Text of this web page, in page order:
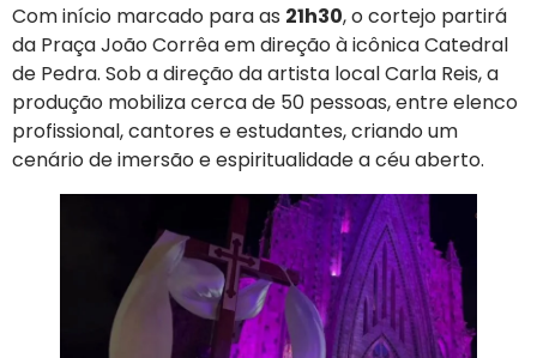
Com início marcado para as 21h30, o cortejo partirá
da Praça João Corrêa em direção à icônica Catedral
de Pedra. Sob a direção da artista local Carla Reis, a
produção mobiliza cerca de 50 pessoas, entre elenco
profissional, cantores e estudantes, criando um
cenário de imersão e espiritualidade a céu aberto.